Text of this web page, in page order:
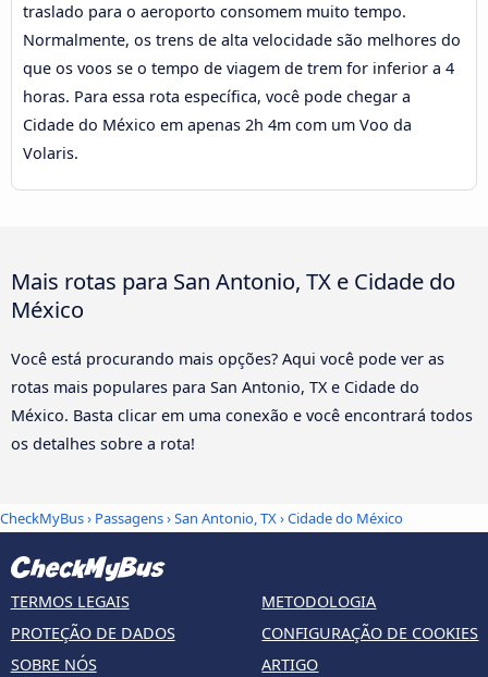
traslado para o aeroporto consomem muito tempo.
Normalmente, os trens de alta velocidade são melhores do
que os voos se o tempo de viagem de trem for inferior a 4
horas. Para essa rota específica, você pode chegar a
Cidade do México em apenas 2h 4m com um Voo da
Volaris.
Mais rotas para San Antonio, TX e Cidade do
México
Você está procurando mais opções? Aqui você pode ver as
rotas mais populares para San Antonio, TX e Cidade do
México. Basta clicar em uma conexão e você encontrará todos
os detalhes sobre a rota!
CheckMyBus› Passagens›San Antonio, TX›Cidade do México
TERMOS LEGAIS
PROTEÇÃO DE DADOS
SOBRE NÓS
METODOLOGIA
CONFIGURAÇÃO DE COOKIES
ARTIGO